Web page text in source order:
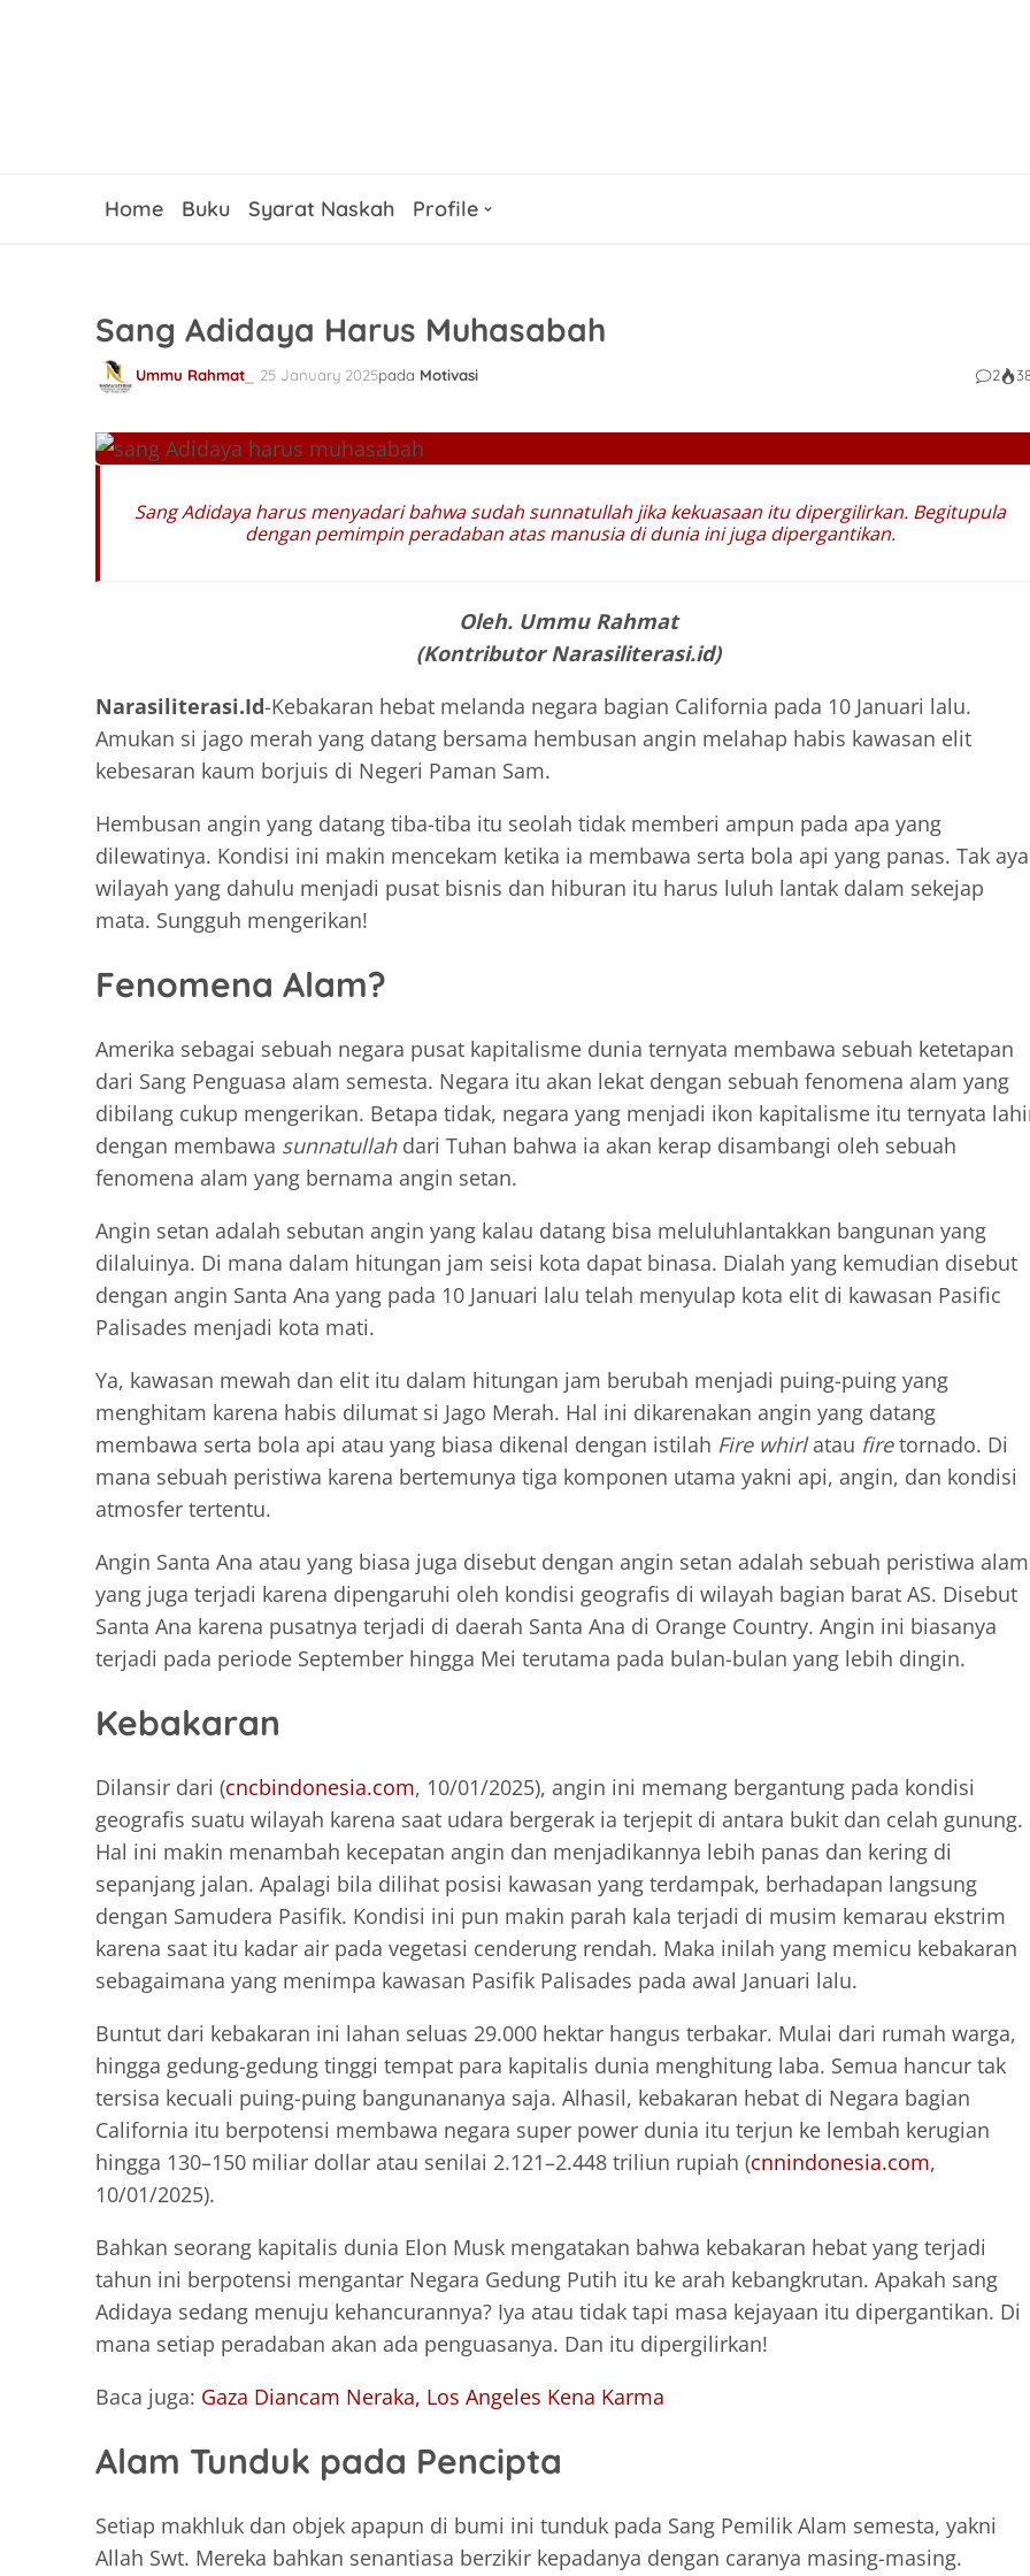
Home Buku Syarat Naskah Profile
Sang Adidaya Harus Muhasabah
Ummu Rahmat 25 January 2025pada Motivasi 2
Sang Adidaya harus menyadari bahwa sudah sunnatullah jika kekuasaan itu dipergilirkan. Begitupula
dengan pemimpin peradaban atas manusia di dunia ini juga dipergantikan.
Oleh. Ummu Rahmat
(Kontributor Narasiliterasi.id)
Narasiliterasi.Id-Kebakaran hebat melanda negara bagian California pada 10 Januari lalu.
Amukan si jago merah yang datang bersama hembusan angin melahap habis kawasan elit
kebesaran kaum borjuis di Negeri Paman Sam.
Hembusan angin yang datang tiba-tiba itu seolah tidak memberi ampun pada apa yang
dilewatinya. Kondisi ini makin mencekam ketika ia membawa serta bola api yang panas. Tak
wilayah yang dahulu menjadi pusat bisnis dan hiburan itu harus luluh lantak dalam sekejap
mata. Sungguh mengerikan!
Fenomena Alam?
Amerika sebagai sebuah negara pusat kapitalisme dunia ternyata membawa sebuah ketetapan
dari Sang Penguasa alam semesta. Negara itu akan lekat dengan sebuah fenomena alam yang
dibilang cukup mengerikan. Betapa tidak, negara yang menjadi ikon kapitalisme itu ternyata
dengan membawa sunnatullahdari Tuhan bahwa ia akan kerap disambangi oleh sebuah
fenomena alam yang bernama angin setan.
Angin setan adalah sebutan angin yang kalau datang bisa meluluhlantakkan bangunan yang
dilaluinya. Di mana dalam hitungan jam seisi kota dapat binasa. Dialah yang kemudian disebut
dengan angin Santa Ana yang pada 10 Januari lalu telah menyulap kota elit di kawasan Pasific
Palisades menjadi kota mati.
Ya, kawasan mewah dan elit itu dalam hitungan jam berubah menjadi puing-puing yang
menghitam karena habis dilumat si Jago Merah. Hal ini dikarenakan angin yang datang
membawa serta bola api atau yang biasa dikenal dengan istilah Fire whirlatau firetornado. Di
mana sebuah peristiwa karena bertemunya tiga komponen utama yakni api, angin, dan kondisi
atmosfer tertentu.
Angin Santa Ana atau yang biasa juga disebut dengan angin setan adalah sebuah peristiwa alam
yang juga terjadi karena dipengaruhi oleh kondisi geografis di wilayah bagian barat AS. Disebut
Santa Ana karena pusatnya terjadi di daerah Santa Ana di Orange Country. Angin ini biasanya
terjadi pada periode September hingga Mei terutama pada bulan-bulan yang lebih dingin.
Kebakaran
Dilansir dari (cncbindonesia.com, 10/01/2025), angin ini memang bergantung pada kondisi
geografis suatu wilayah karena saat udara bergerak ia terjepit di antara bukit dan celah gunung.
Hal ini makin menambah kecepatan angin dan menjadikannya lebih panas dan kering di
sepanjang jalan. Apalagi bila dilihat posisi kawasan yang terdampak, berhadapan langsung
dengan Samudera Pasifik. Kondisi ini pun makin parah kala terjadi di musim kemarau ekstrim
karena saat itu kadar air pada vegetasi cenderung rendah. Maka inilah yang memicu kebakaran
sebagaimana yang menimpa kawasan Pasifik Palisades pada awal Januari lalu.
Buntut dari kebakaran ini lahan seluas 29.000 hektar hangus terbakar. Mulai dari rumah warga,
hingga gedung-gedung tinggi tempat para kapitalis dunia menghitung laba. Semua hancur tak
tersisa kecuali puing-puing bangunananya saja. Alhasil, kebakaran hebat di Negara bagian
California itu berpotensi membawa negara super power dunia itu terjun ke lembah kerugian
hingga 130–150 miliar dollar atau senilai 2.121–2.448 triliun rupiah (cnnindonesia.com,
10/01/2025).
Bahkan seorang kapitalis dunia Elon Musk mengatakan bahwa kebakaran hebat yang terjadi
tahun ini berpotensi mengantar Negara Gedung Putih itu ke arah kebangkrutan. Apakah sang
Adidaya sedang menuju kehancurannya? Iya atau tidak tapi masa kejayaan itu dipergantikan. Di
mana setiap peradaban akan ada penguasanya. Dan itu dipergilirkan!
Baca juga: Gaza Diancam Neraka, Los Angeles Kena Karma
Alam Tunduk pada Pencipta
Setiap makhluk dan objek apapun di bumi ini tunduk pada Sang Pemilik Alam semesta, yakni
Allah Swt. Mereka bahkan senantiasa berzikir kepadanya dengan caranya masing-masing.